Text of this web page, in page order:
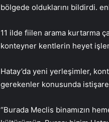
bölgede olduklarını bildirdi.
11 ilde fiilen arama kurtarma
konteyner kentlerin heyet
Hatay’da yeni yerleşimler,
gerekenler konusunda
“Burada Meclis binamızın